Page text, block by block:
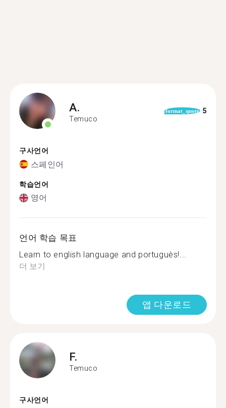
A.
Temuco
format_quote 5
구사언어
스페인어
학습언어
영어
언어 학습 목표
Learn to english language and portuguès!...
더 보기
앱 다운로드
F.
Temuco
구사언어